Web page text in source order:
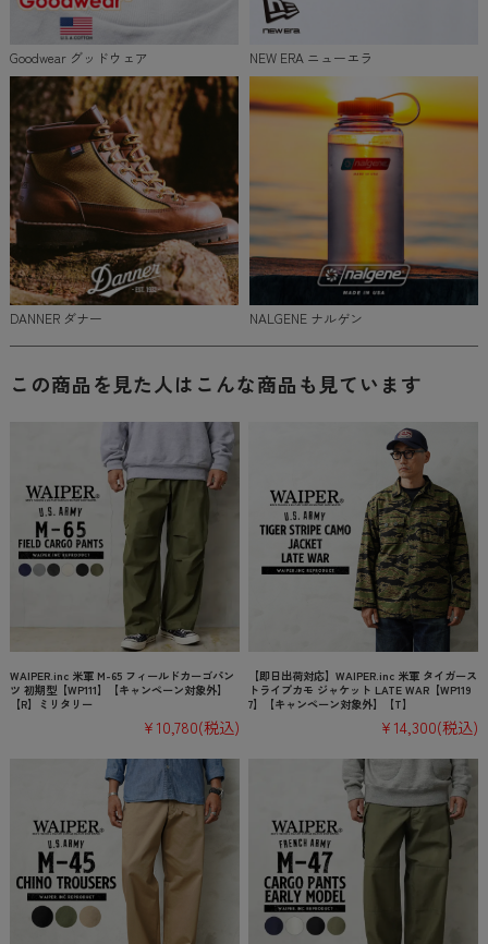
Goodwear グッドウェア NEW ERA ニューエラ
DANNER ダナー NALGENE ナルゲン
この商品を見た人はこんな商品も見ています
WAIPER.inc 米軍 M-65 フィールドカーゴパン
ツ 初期型【WP111】【キャンペーン対象外】
【R】ミリタリー
¥10,780(税込)
【即日出荷対応】WAIPER.inc 米軍 タイガース
トライプカモ ジャケット LATE WAR【WP119
7】【キャンペーン対象外】【T】
¥14,300(税込)